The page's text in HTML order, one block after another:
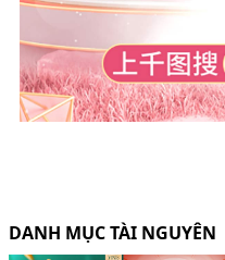
DANH MỤC TÀI NGUYÊN